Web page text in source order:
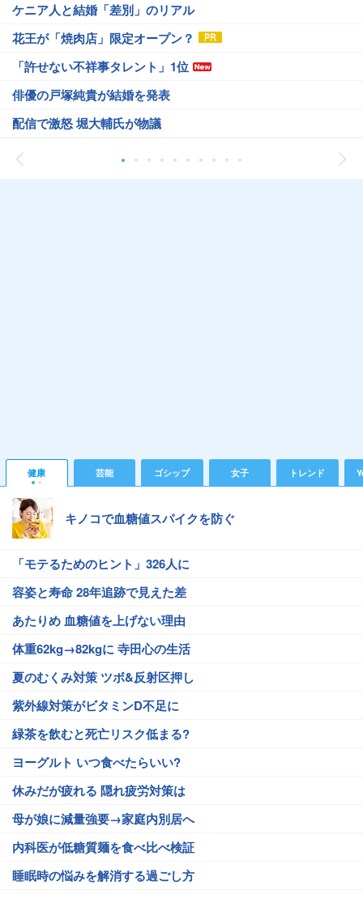
ケニア人と結婚「差別」のリアル
花王が「焼肉店」限定オープン？
「許せない不祥事タレント」1位
俳優の戸塚純貴が結婚を発表
配信で激怒 堀大輔氏が物議
健康 芸能 ゴシップ 女子 トレンド
キノコで血糖値スパイクを防ぐ
「モテるためのヒント」326人に
容姿と寿命 28年追跡で見えた差
あたりめ 血糖値を上げない理由
体重62kg→82kgに 寺田心の生活
夏のむくみ対策 ツボ&反射区押し
紫外線対策がビタミンD不足に
緑茶を飲むと死亡リスク低まる?
ヨーグルト いつ食べたらいい?
休みだが疲れる 隠れ疲労対策は
母が娘に減量強要→家庭内別居へ
内科医が低糖質麺を食べ比べ検証
睡眠時の悩みを解消する過ごし方